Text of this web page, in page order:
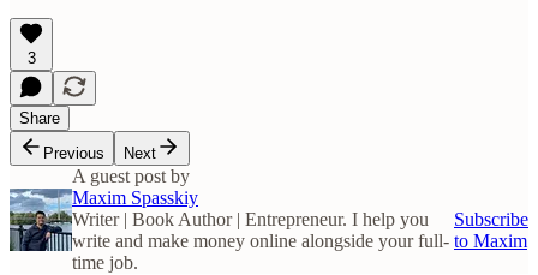
3
Share
Previous
Next
A guest post by
Maxim Spasskiy
Writer | Book Author | Entrepreneur. I help you
write and make money online alongside your full-
time job.
Subscribe
to Maxim